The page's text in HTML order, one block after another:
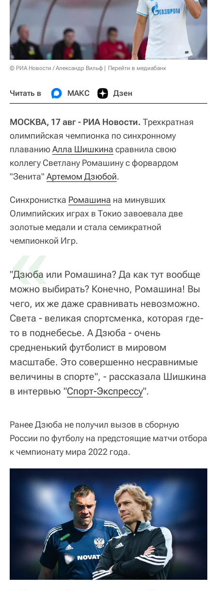
© РИА Новости / Александр Вильф Перейти в медиабанк
Читать в МАКС Дзен
МОСКВА, 17 авг - РИА Новости. Трехкратная
олимпийская чемпионка по синхронному
плаваниюАлла Шишкина сравнила свою
коллегу Светлану Ромашину с форвардом
"Зенита" Артемом Дзюбой.
Синхронистка Ромашина на минувших
Олимпийских играх в Токио завоевала две
золотые медали и стала семикратной
чемпионкой Игр.
«
"Дзюба или Ромашина? Да как тут вообще
можно выбирать? Конечно, Ромашина! Вы
чего, их же даже сравнивать невозможно.
Света - великая спортсменка, которая где-
то в поднебесье. А Дзюба - очень
средненький футболист в мировом
масштабе. Это совершенно несравнимые
величины в спорте", - рассказала Шишкина
в интервью "Спорт-Экспрессу".
Ранее Дзюба не получил вызов в сборную
России по футболу на предстоящие матчи отбора
к чемпионату мира 2022 года.